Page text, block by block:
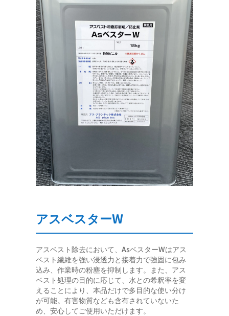
アスベスターW
アスベスト除去において、AsベスターWはアス
ベスト繊維を強い浸透力と接着力で強固に包み
込み、作業時の粉塵を抑制します。また、アス
ベスト処理の目的に応じて、水との希釈率を変
えることにより、本品だけで多目的な使い分け
が可能。有害物質なども含有されていないた
め、安心してご使用いただけます。